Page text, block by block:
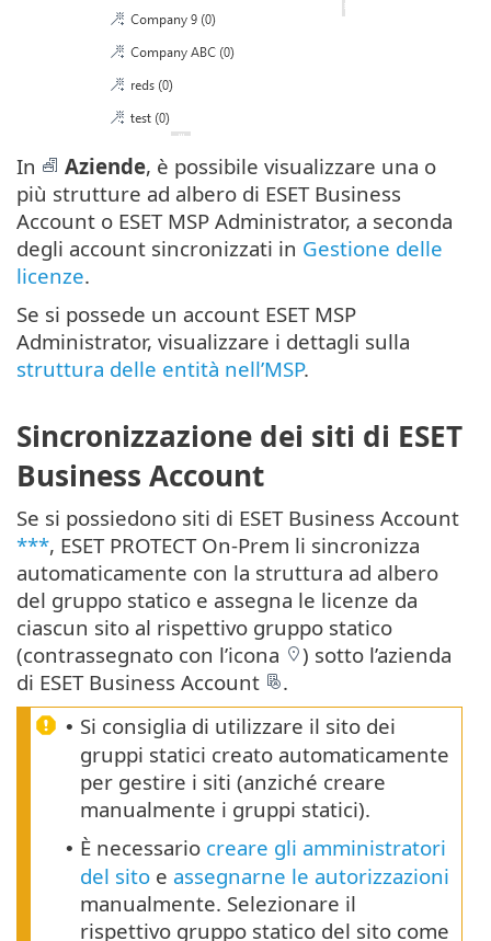
In Aziende, è possibile visualizzare una o
più strutture ad albero di ESET Business
Account o ESET MSP Administrator, a seconda
degli account sincronizzati in Gestione delle
licenze.
Se si possede un account ESET MSP
Administrator, visualizzare i dettagli sulla
struttura delle entità nell’MSP.
Sincronizzazione dei siti di ESET
Business Account
Se si possiedono siti di ESET Business Account
***, ESET PROTECT On-Prem li sincronizza
automaticamente con la struttura ad albero
del gruppo statico e assegna le licenze da
ciascun sito al rispettivo gruppo statico
(contrassegnato con l’icona
) sotto l’azienda
di ESET Business Account
.
• Si consiglia di utilizzare il sito dei
gruppi statici creato automaticamente
per gestire i siti (anziché creare
manualmente i gruppi statici).
• È necessario creare gli amministratori
del sito e assegnarne le autorizzazioni
manualmente. Selezionare il
rispettivo gruppo statico del sito come